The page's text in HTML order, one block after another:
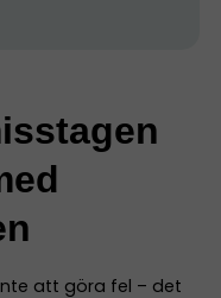
att göra fel – det